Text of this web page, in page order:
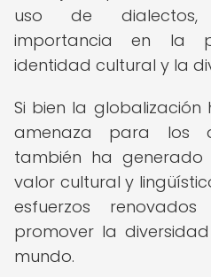
uso de dialectos,
importancia en la
identidad cultural y la
Si bien la
amenaza para los
también ha generado
valor cultural y
esfuerzos
promover la
mundo.